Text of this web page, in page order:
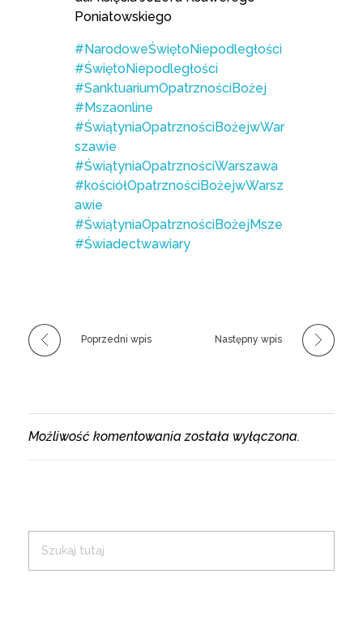
Poniatowskiego
#NarodoweŚwiętoNiepodległości
#ŚwiętoNiepodległości
#SanktuariumOpatrznościBożej
#Mszaonline
#ŚwiątyniaOpatrznościBożejwWar
szawie
#ŚwiątyniaOpatrznościWarszawa
#kościółOpatrznościBożejwWarsz
awie
#ŚwiątyniaOpatrznościBożejMsze
#Świadectwawiary
Poprzedni wpis Następny wpis
Możliwość komentowania została wyłączona.